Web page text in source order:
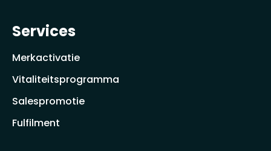
Services
Merkactivatie
Vitaliteitsprogramma
Salespromotie
Fulfilment